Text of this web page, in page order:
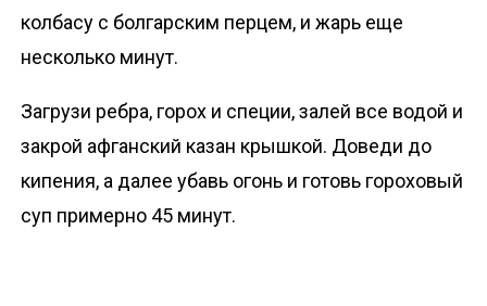
колбасу с болгарским перцем, и жарь еще
несколько минут.
Загрузи ребра, горох и специи, залей все водой и
закрой афганский казан крышкой. Доведи до
кипения, а далее убавь огонь и готовь гороховый
суп примерно 45 минут.